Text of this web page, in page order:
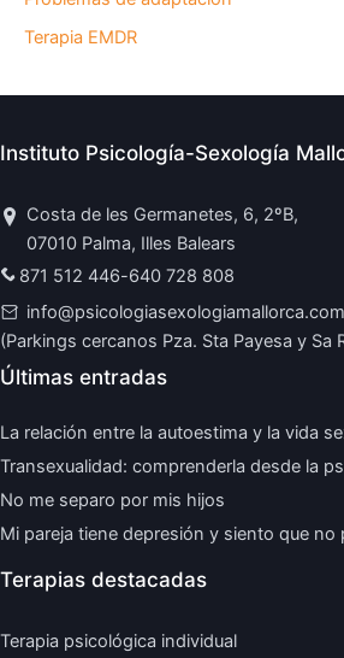
Terapia EMDR
Instituto Psicología-Sexología
Costa de les Germanetes, 6, 2ºB,
07010 Palma, Illes Balears
871 512 446-640 728 808
info@psicologiasexologiamallorca.com
(Parkings cercanos Pza. Sta Payesa y Sa
Últimas entradas
La relación entre la autoestima y la vida
Transexualidad: comprenderla desde la
No me separo por mis hijos
Mi pareja tiene depresión y siento que no
Terapias destacadas
Terapia psicológica individual